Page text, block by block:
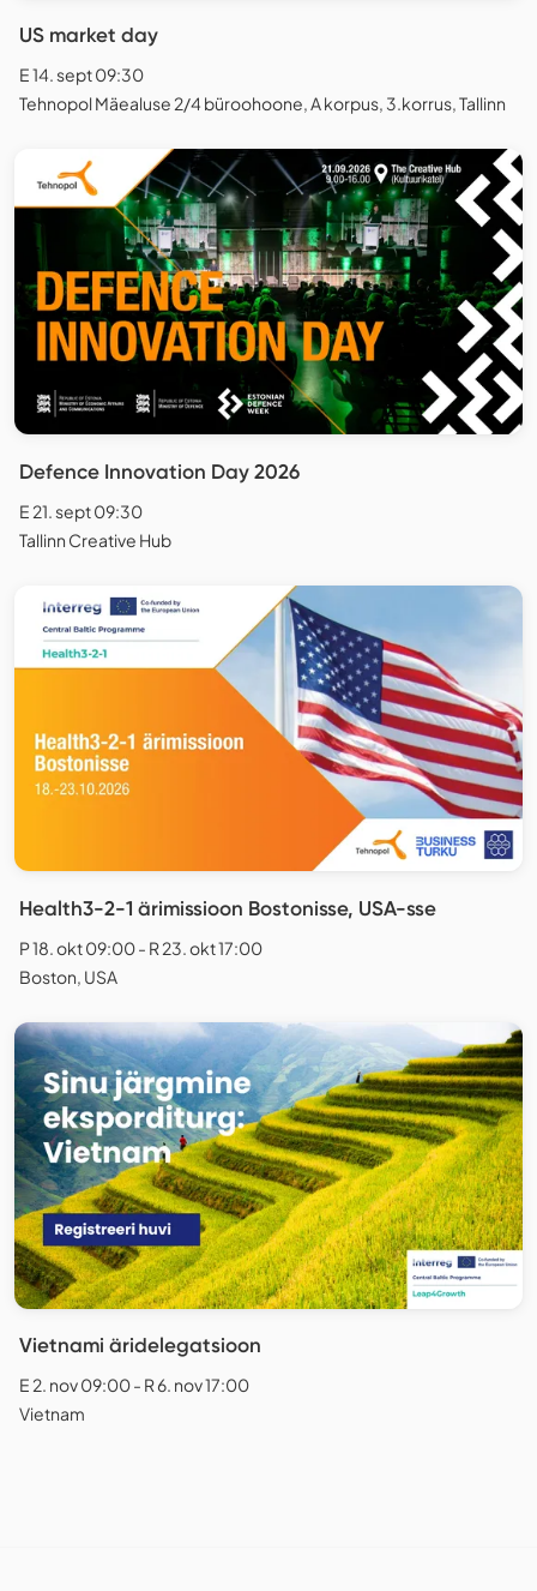
US market day
E 14. sept 09:30
Tehnopol Mäealuse 2/4 büroohoone, A korpus, 3.korrus, Tallinn
Defence Innovation Day 2026
E 21. sept 09:30
Tallinn Creative Hub
Health3-2-1 ärimissioon Bostonisse, USA-sse
P 18. okt 09:00 - R 23. okt 17:00
Boston, USA
Vietnami äridelegatsioon
E 2. nov 09:00 - R 6. nov 17:00
Vietnam